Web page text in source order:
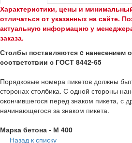
Характеристики, цены и
отличаться от указанных на сайте.
актуальную информацию у
заказа.
Столбы поставляются c нанесением
соответствии с ГОСТ 8442-65
Порядковые номера пикетов должны
сторонах столбика. С одной стороны
окончившегося перед знаком пикета, с
начинающегося за знаком пикета.
Марка бетона - М 400
Назад к списку